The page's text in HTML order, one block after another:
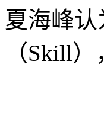
夏海峰
（Skill